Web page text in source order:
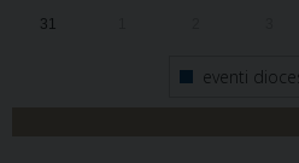
31
eventi